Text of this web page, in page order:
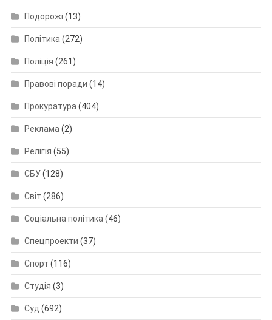
Подорожі (13)
Політика(272)
Поліція (261)
Правові поради (14)
Прокуратура(404)
Реклама(2)
Релігія (55)
СБУ(128)
Світ (286)
Соціальна політика(46)
Спецпроекти (37)
Спорт (116)
Студія (3)
Суд (692)